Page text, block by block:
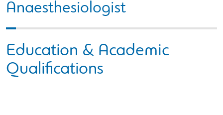
Anaesthesiologist
Education & Academic
Qualifications